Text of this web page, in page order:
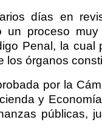
días en
un proceso
Penal, la cual
los órganos
por la
y
públicas,